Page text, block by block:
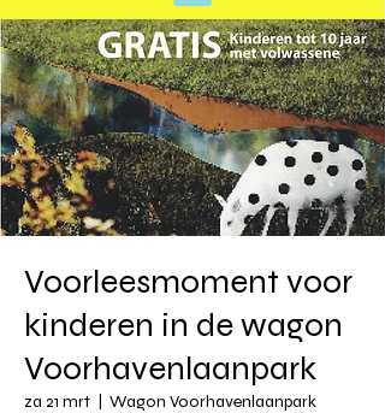
Voorleesmoment voor
kinderen in de wagon
Voorhavenlaanpark
za 21 mrt Wagon Voorhavenlaanpark